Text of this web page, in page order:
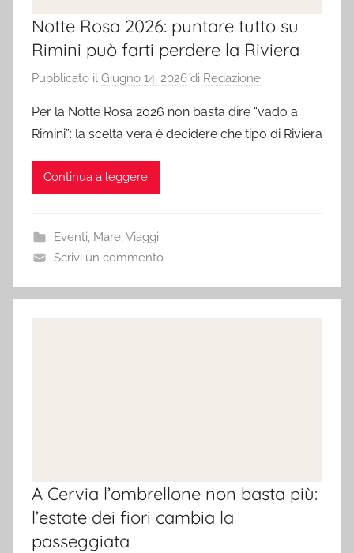
Notte Rosa 2026: puntare tutto su
Rimini può farti perdere la Riviera
Pubblicato il Giugno 14, 2026 di Redazione
Per la Notte Rosa 2026 non basta dire “vado a
Rimini”: la scelta vera è decidere che tipo di Riviera
Continua a leggere
Eventi, Mare,Viaggi
Scrivi un commento
A Cervia l’ombrellone non basta più:
l’estate dei fiori cambia la
passeggiata